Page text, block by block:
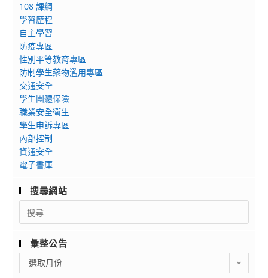
108 課綱
學習歷程
自主學習
防疫專區
性別平等教育專區
防制學生藥物濫用專區
交通安全
學生團體保險
職業安全衛生
學生申訴專區
內部控制
資通安全
電子書庫
搜尋網站
Search
for:
彙整公告
整
選取月份